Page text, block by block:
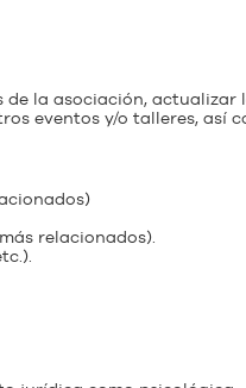
la asociación,
eventos y/o talleres, así
relacionados).